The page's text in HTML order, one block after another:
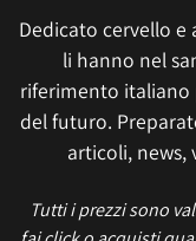
Dedicato cervello
li hanno nel
riferimento
del futuro.
articoli, news,
Tutti i prezzi sono